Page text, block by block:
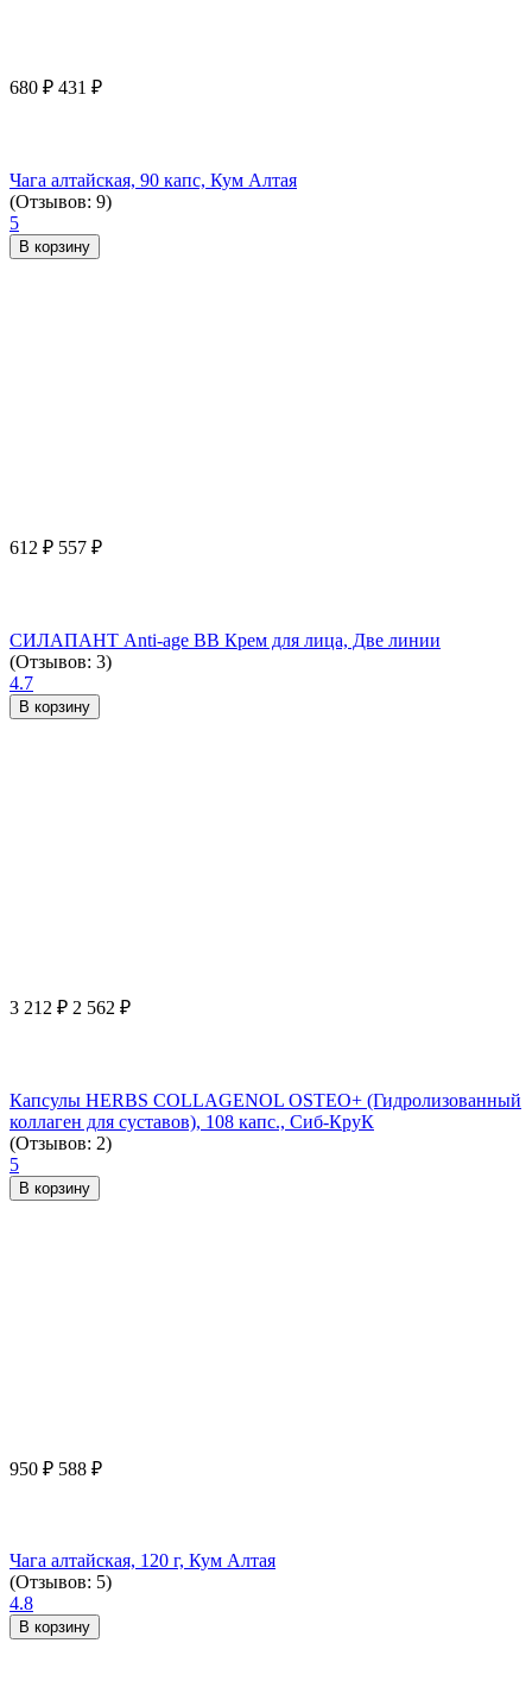
680 ₽ 431 ₽
Чага алтайская, 90 капс, Кум Алтая
(Отзывов: 9)
5
В корзину
612 ₽ 557 ₽
СИЛАПАНТ Anti-age ВВ Крем для лица, Две линии
(Отзывов: 3)
4.7
В корзину
3 212 ₽ 2 562 ₽
Капсулы HERBS COLLAGENOL OSTEO+ (Гидролизованный
коллаген для суставов), 108 капс., Сиб-КруК
(Отзывов: 2)
5
В корзину
950 ₽ 588 ₽
Чага алтайская, 120 г, Кум Алтая
(Отзывов: 5)
4.8
В корзину